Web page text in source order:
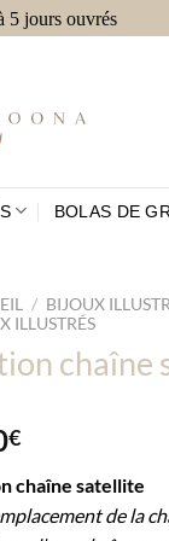
5 jours ouvrés
BOLAS DE
/ BIJOUX
ILLUSTRÉS
chaîne
€
chaîne satellite
de la